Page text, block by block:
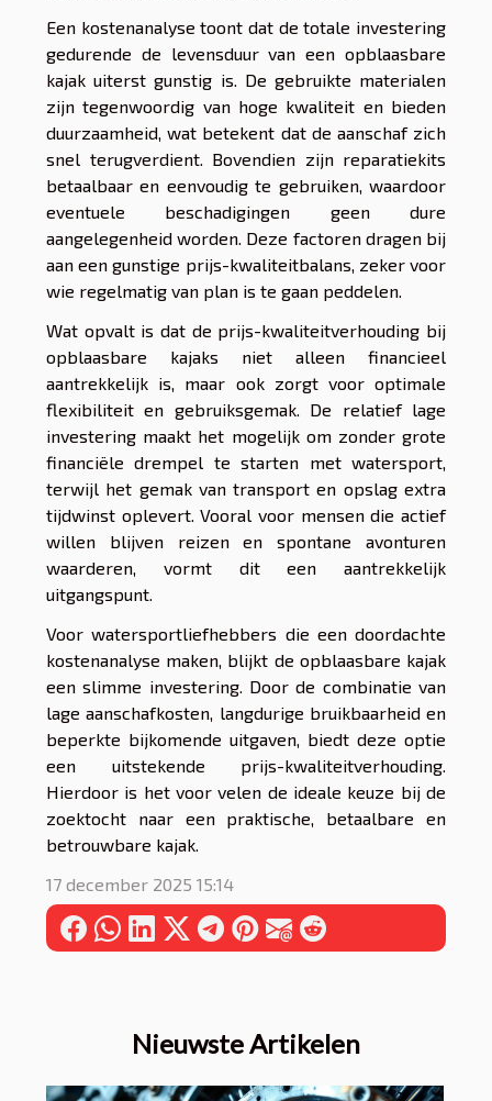
Een kostenanalyse toont dat de totale investering
gedurende de levensduur van een opblaasbare
kajak uiterst gunstig is. De gebruikte materialen
zijn tegenwoordig van hoge kwaliteit en bieden
duurzaamheid, wat betekent dat de aanschaf zich
snel terugverdient. Bovendien zijn reparatiekits
betaalbaar en eenvoudig te gebruiken, waardoor
eventuele beschadigingen geen dure
aangelegenheid worden. Deze factoren dragen bij
aan een gunstige prijs-kwaliteitbalans, zeker voor
wie regelmatig van plan is te gaan peddelen.
Wat opvalt is dat de prijs-kwaliteitverhouding bij
opblaasbare kajaks niet alleen financieel
aantrekkelijk is, maar ook zorgt voor optimale
flexibiliteit en gebruiksgemak. De relatief lage
investering maakt het mogelijk om zonder grote
financiële drempel te starten met watersport,
terwijl het gemak van transport en opslag extra
tijdwinst oplevert. Vooral voor mensen die actief
willen blijven reizen en spontane avonturen
waarderen, vormt dit een aantrekkelijk
uitgangspunt.
Voor watersportliefhebbers die een doordachte
kostenanalyse maken, blijkt de opblaasbare kajak
een slimme investering. Door de combinatie van
lage aanschafkosten, langdurige bruikbaarheid en
beperkte bijkomende uitgaven, biedt deze optie
een uitstekende prijs-kwaliteitverhouding.
Hierdoor is het voor velen de ideale keuze bij de
zoektocht naar een praktische, betaalbare en
betrouwbare kajak.
17 december 2025 15:14
Nieuwste Artikelen